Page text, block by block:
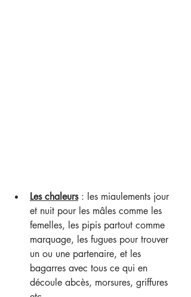
Les chaleurs : les miaulements jour
et nuit pour les mâles comme les
femelles, les pipis partout comme
marquage, les fugues pour trouver
un ou une partenaire, et les
bagarres avec tous ce qui en
découle abcès, morsures, griffures